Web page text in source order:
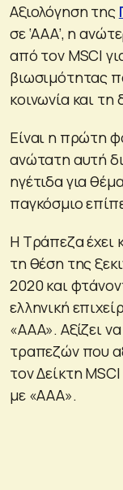
Αξιολόγηση της
σε ‘AAA’, η
από τον MSCI
βιωσιμότητας
κοινωνία και τη
Είναι η πρώτη
ανώτατη αυτή
ηγέτιδα για
παγκόσμιο
Η Τράπεζα έχει
τη θέση της
2020 και
ελληνική
«ΑΑΑ». Αξίζει
τραπεζών που
τον Δείκτη
με «ΑΑΑ».